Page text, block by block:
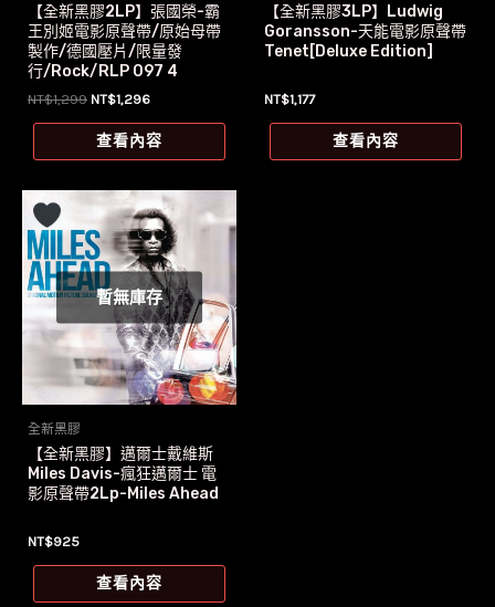
【全新黑膠2LP】張國榮-霸
王別姬電影原聲帶/原始母帶
製作/德國壓片/限量發
行/Rock/RLP 097 4
NT$1,299 原
價
格：
NT$1,296目
價
格：
查看內容
【全新黑膠3LP】Ludwig
Goransson-天能電影原聲帶
Tenet[Deluxe Edition]
NT$1,177
查看內容
暫無庫存
全新黑膠
【全新黑膠】邁爾士戴維斯
Miles Davis-瘋狂邁爾士 電
影原聲帶2Lp-Miles Ahead
NT$925
查看內容